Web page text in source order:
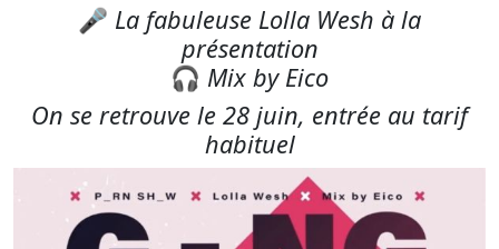
🎤 La fabuleuse Lolla Wesh à la
présentation
🎧 Mix by Eico
On se retrouve le 28 juin, entrée au tarif
habituel